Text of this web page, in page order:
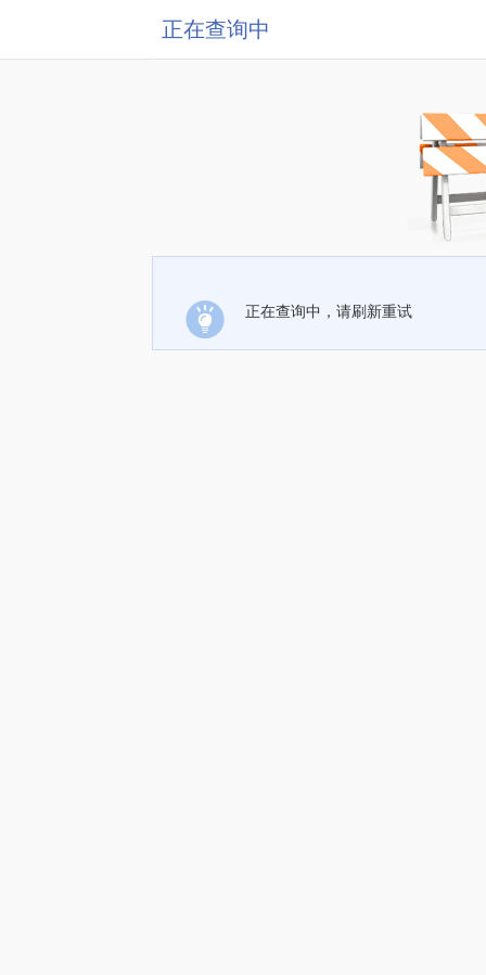
正在查询中
正在查询中，请刷新重试